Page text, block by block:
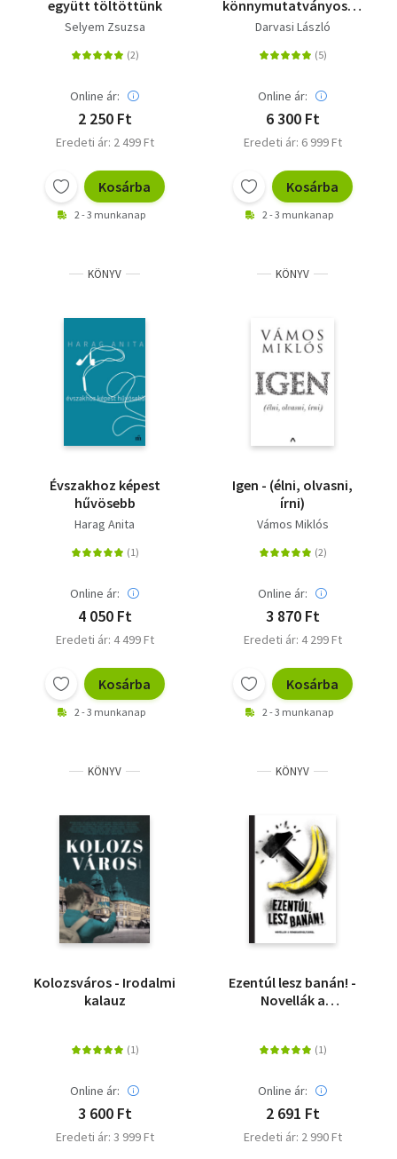
együtt töltöttünk
Selyem Zsuzsa
Online ár:
2 250 Ft
Eredeti ár: 2 499 Ft
Kosárba
2 - 3 munkanap
könnymutatványosok
legendája
Darvasi László
Online ár:
6 300 Ft
Eredeti ár: 6 999 Ft
Kosárba
2 - 3 munkanap
KÖNYV
Évszakhoz képest
hűvösebb
Harag Anita
Online ár:
4 050 Ft
Eredeti ár: 4 499 Ft
Kosárba
2 - 3 munkanap
KÖNYV
Igen - (élni, olvasni,
írni)
Vámos Miklós
Online ár:
3 870 Ft
Eredeti ár: 4 299 Ft
Kosárba
2 - 3 munkanap
KÖNYV
Kolozsváros - Irodalmi
kalauz
Online ár:
3 600 Ft
Eredeti ár: 3 999 Ft
KÖNYV
Ezentúl lesz banán! -
Novellák a
Online ár:
2 691 Ft
Eredeti ár: 2 990 Ft